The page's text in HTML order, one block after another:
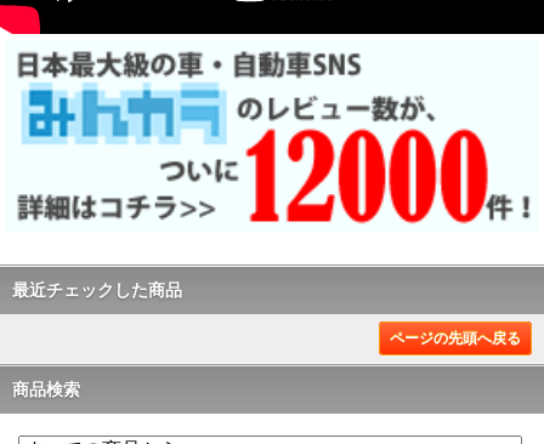
最近チェックした商品
ページの先頭へ戻る
商品検索